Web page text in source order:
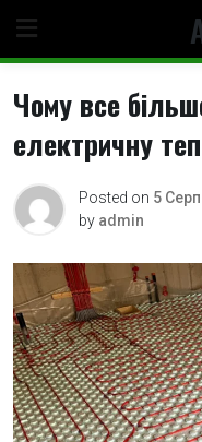
content
Чому все
електричну
Posted on 5
by admin